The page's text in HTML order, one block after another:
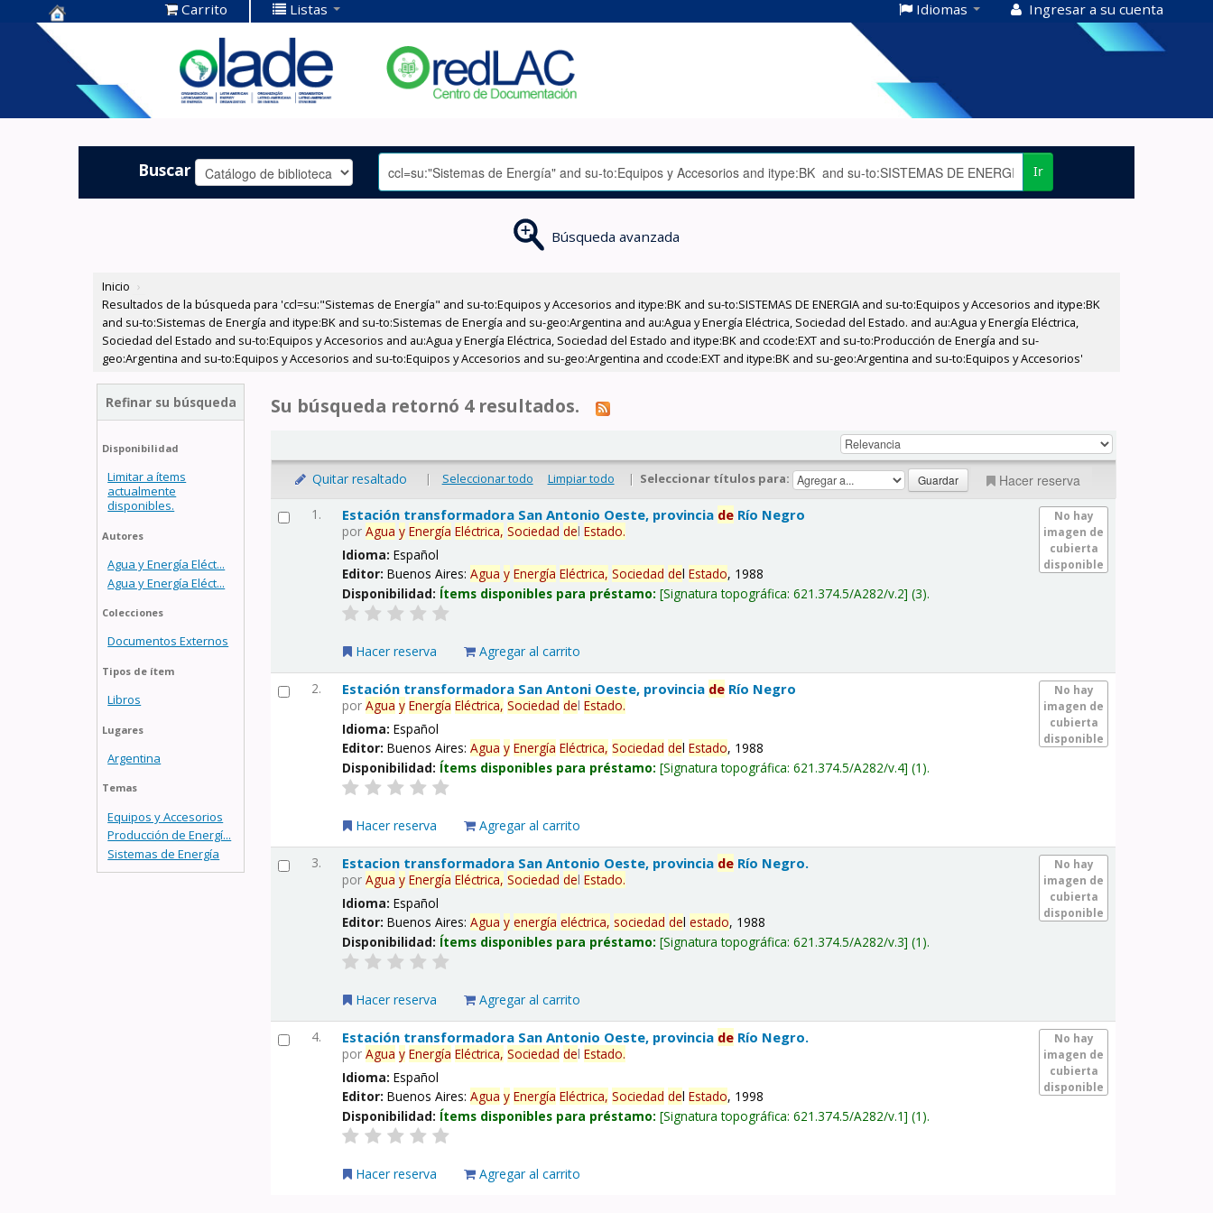
Centro de
Documentación
OLADE -
Carrito Listas Idiomas Ingresar a su cuenta
Buscar Ir
Búsqueda avanzada
Inicio ›
Resultados de la búsqueda para 'ccl=su:"Sistemas de Energía" and su-to:Equipos y Accesorios and itype:BK and su-to:SISTEMAS DE ENERGIA and su-to:Equipos y Accesorios and itype:BK
and su-to:Sistemas de Energía and itype:BK and su-to:Sistemas de Energía and su-geo:Argentina and au:Agua y Energía Eléctrica, Sociedad del Estado. and au:Agua y Energía Eléctrica,
Sociedad del Estado and su-to:Equipos y Accesorios and au:Agua y Energía Eléctrica, Sociedad del Estado and itype:BK and ccode:EXT and su-to:Producción de Energía and su-
geo:Argentina and su-to:Equipos y Accesorios and su-to:Equipos y Accesorios and su-geo:Argentina and ccode:EXT and itype:BK and su-geo:Argentina and su-to:Equipos y Accesorios'
Refinar su búsqueda
Disponibilidad
Limitar a ítems
actualmente
disponibles.
Autores
Agua y Energía Eléct...
Agua y Energía Eléct...
Colecciones
Documentos Externos
Tipos de ítem
Libros
Lugares
Argentina
Temas
Equipos y Accesorios
Producción de Energí...
Sistemas de Energía
Su búsqueda retornó 4 resultados.
Quitar resaltado | Seleccionar todo Limpiar todo | Seleccionar títulos para: Hacer reserva
1.
No hay
imagen de
cubierta
disponible
Estación transformadora San Antonio Oeste, provincia de Río Negro
porAgua y Energía Eléctrica, Sociedad delEstado.
Idioma:Español
Editor:Buenos Aires:Agua y Energía Eléctrica, Sociedad delEstado, 1988
Disponibilidad: Ítems disponibles para préstamo: Signatura topográfica:621.374.5/A282/v.2 (3).
Hacer reserva Agregar al carrito
2.
No hay
imagen de
cubierta
disponible
Estación transformadora San Antoni Oeste, provincia de Río Negro
porAgua y Energía Eléctrica, Sociedad delEstado.
Idioma:Español
Editor:Buenos Aires:Agua y Energía Eléctrica, Sociedad delEstado, 1988
Disponibilidad: Ítems disponibles para préstamo: Signatura topográfica:621.374.5/A282/v.4 (1).
Hacer reserva Agregar al carrito
3.
No hay
imagen de
cubierta
disponible
Estacion transformadora San Antonio Oeste, provincia de Río Negro.
porAgua y Energía Eléctrica, Sociedad delEstado.
Idioma:Español
Editor:Buenos Aires:Agua y energía eléctrica, sociedad delestado, 1988
Disponibilidad: Ítems disponibles para préstamo: Signatura topográfica:621.374.5/A282/v.3 (1).
Hacer reserva Agregar al carrito
4.
No hay
imagen de
cubierta
disponible
Estación transformadora San Antonio Oeste, provincia de Río Negro.
porAgua y Energía Eléctrica, Sociedad delEstado.
Idioma:Español
Editor:Buenos Aires:Agua y Energía Eléctrica, Sociedad delEstado, 1998
Disponibilidad: Ítems disponibles para préstamo: Signatura topográfica:621.374.5/A282/v.1 (1).
Hacer reserva Agregar al carrito